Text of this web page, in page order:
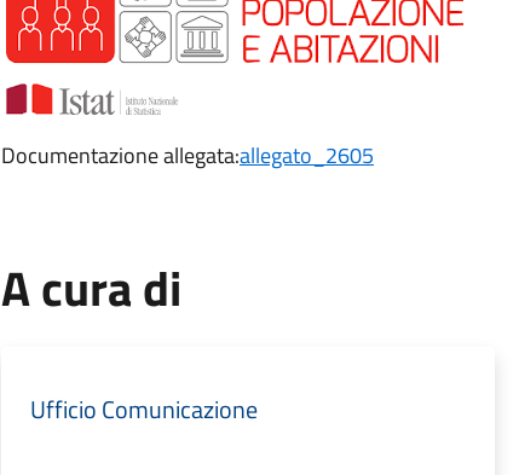
Documentazione allegata:allegato_2605
A cura di
Ufficio Comunicazione